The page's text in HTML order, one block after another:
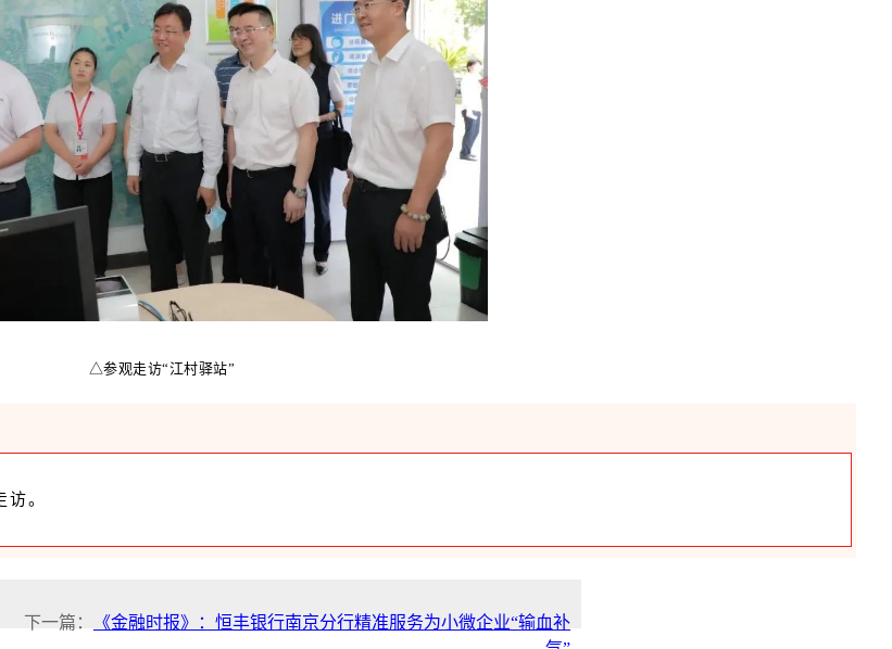
△参观走访“江村驿站”
。
下一篇：
《金融时报》：恒丰银行南京分行精准服务为小微企业“输血补